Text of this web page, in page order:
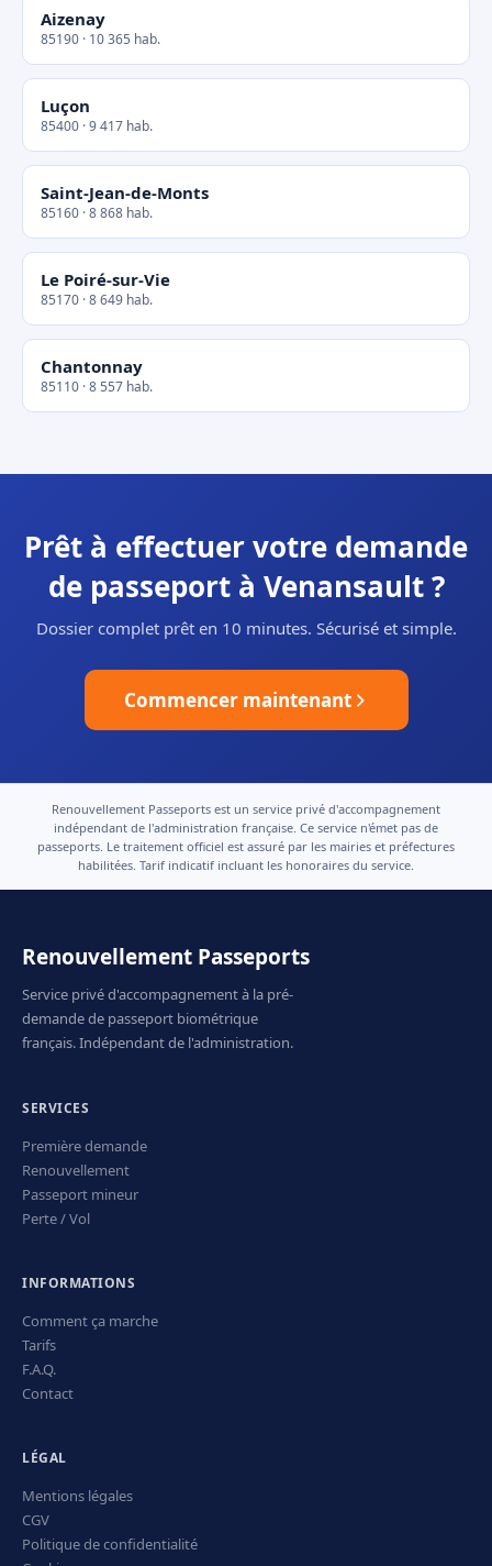
Aizenay
85190 · 10 365 hab.
Luçon
85400 · 9 417 hab.
Saint-Jean-de-Monts
85160 · 8 868 hab.
Le Poiré-sur-Vie
85170 · 8 649 hab.
Chantonnay
85110 · 8 557 hab.
Prêt à effectuer votre demande
de passeport à Venansault ?
Dossier complet prêt en 10 minutes. Sécurisé et simple.
Commencer maintenant
Renouvellement Passeports est un service privé d'accompagnement
indépendant de l'administration française. Ce service n'émet pas de
passeports. Le traitement officiel est assuré par les mairies et préfectures
habilitées. Tarif indicatif incluant les honoraires du service.
Renouvellement Passeports
Service privé d'accompagnement à la pré-
demande de passeport biométrique
français. Indépendant de l'administration.
SERVICES
Première demande
Renouvellement
Passeport mineur
Perte / Vol
INFORMATIONS
Comment ça marche
Tarifs
F.A.Q.
Contact
LÉGAL
Mentions légales
CGV
Politique de confidentialité